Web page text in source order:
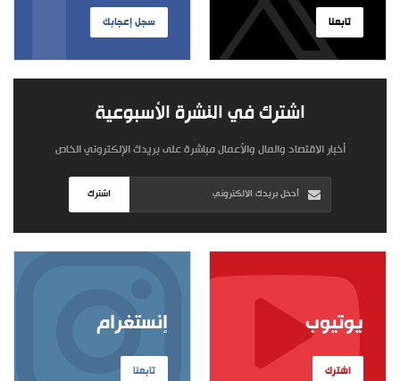
سجل إعجابك تابعنا
اشترك في النشرة الأسبوعية
أخبار الاقتصاد والمال والأعمال مباشرة على بريدك الإلكتروني الخاص
اشترك
إنستغرام
تابعنا
يوتيوب
اشترك